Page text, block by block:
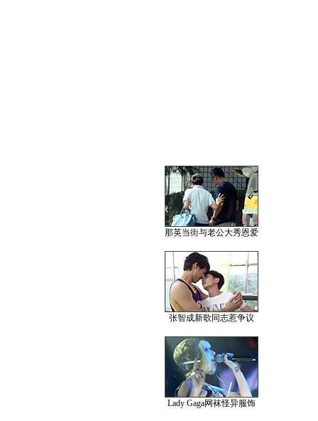
那英当街与老公大秀恩爱
张智成新歌同志惹争议
Lady Gaga网袜怪异服饰